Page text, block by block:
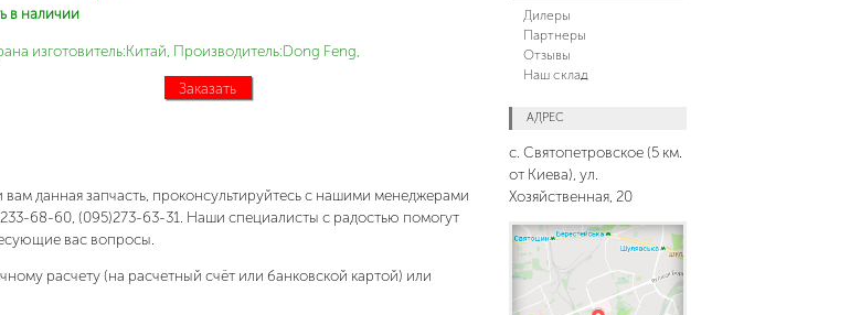
в наличии
изготовитель:Китай, Производитель:Dong Feng,
Заказать
данная запчасть, проконсультируйтесь с нашими менеджерами
68-60, (095)273-63-31. Наши специалисты с радостью помогут
вас вопросы.
расчету (на расчетный счёт или банковской картой) или
Дилеры
Партнеры
Отзывы
Наш склад
АДРЕС
с. Святопетровское (5 км.
от Киева), ул.
Хозяйственная, 20